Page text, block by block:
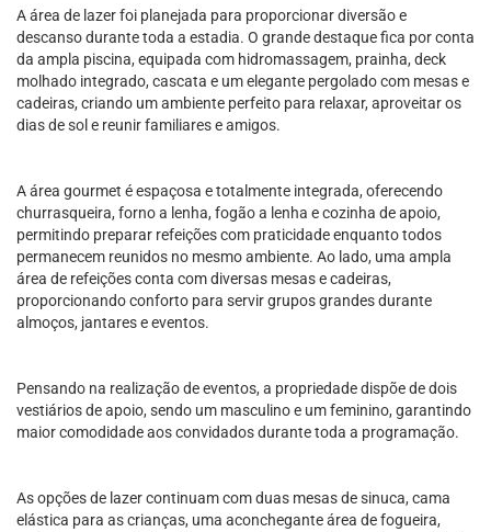
A área de lazer foi planejada para proporcionar diversão e
descanso durante toda a estadia. O grande destaque fica por conta
da ampla piscina, equipada com hidromassagem, prainha, deck
molhado integrado, cascata e um elegante pergolado com mesas e
cadeiras, criando um ambiente perfeito para relaxar, aproveitar os
dias de sol e reunir familiares e amigos.
A área gourmet é espaçosa e totalmente integrada, oferecendo
churrasqueira, forno a lenha, fogão a lenha e cozinha de apoio,
permitindo preparar refeições com praticidade enquanto todos
permanecem reunidos no mesmo ambiente. Ao lado, uma ampla
área de refeições conta com diversas mesas e cadeiras,
proporcionando conforto para servir grupos grandes durante
almoços, jantares e eventos.
Pensando na realização de eventos, a propriedade dispõe de dois
vestiários de apoio, sendo um masculino e um feminino, garantindo
maior comodidade aos convidados durante toda a programação.
As opções de lazer continuam com duas mesas de sinuca, cama
elástica para as crianças, uma aconchegante área de fogueira,